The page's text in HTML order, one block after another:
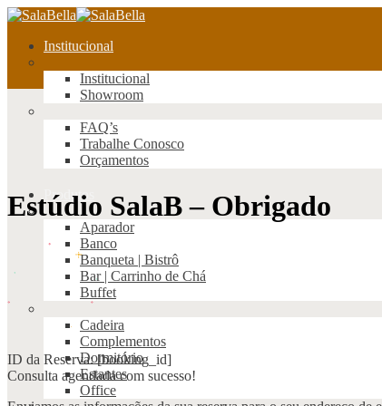
Institucional
Institucional
Showroom
FAQ’s
Trabalhe Conosco
Orçamentos
Produtos
Aparador
Banco
Banqueta | Bistrô
Bar | Carrinho de Chá
Buffet
Cadeira
Complementos
Dormitório
Estantes
Office
Estúdio SalaB – Obrigado
ID da Reserva:[booking_id]
Consulta agendada com sucesso!